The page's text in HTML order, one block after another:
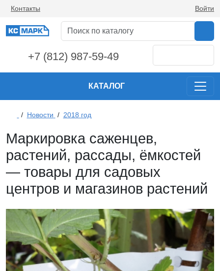
Контакты Войти
+7 (812) 987-59-49
КАТАЛОГ
/ Новости / 2018 год
Маркировка саженцев,
растений, рассады, ёмкостей
— товары для садовых
центров и магазинов растений